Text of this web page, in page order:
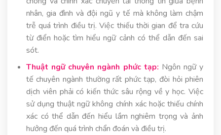
nhân, gia đình và đội ngũ y tế mà không làm chậm
trễ quá trình điều trị. Việc thiếu thời gian để tra cứu
từ điển hoặc tìm hiểu ngữ cảnh có thể dẫn đến sai
sót.
Thuật ngữ chuyên ngành phức tạp: Ngôn ngữ y
tế chuyên ngành thường rất phức tạp, đòi hỏi phiên
dịch viên phải có kiến thức sâu rộng về y học. Việc
sử dụng thuật ngữ không chính xác hoặc thiếu chính
xác có thể dẫn đến hiểu lầm nghiêm trọng và ảnh
hưởng đến quá trình chẩn đoán và điều trị.